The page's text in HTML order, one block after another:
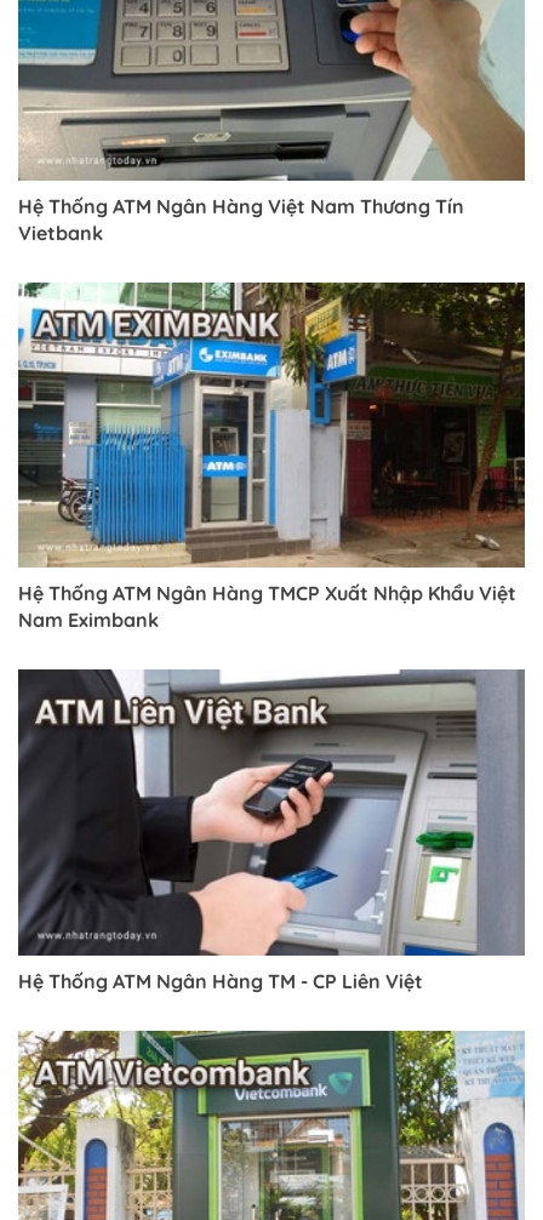
Hệ Thống ATM Ngân Hàng Việt Nam Thương Tín
Vietbank
Hệ Thống ATM Ngân Hàng TMCP Xuất Nhập Khẩu Việt
Nam Eximbank
Hệ Thống ATM Ngân Hàng TM - CP Liên Việt